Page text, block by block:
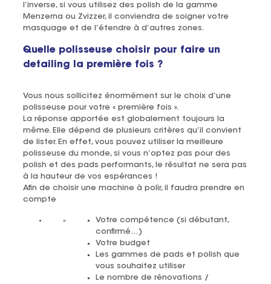
l’inverse, si vous utilisez des polish de la gamme
Menzerna ou Zvizzer, il conviendra de soigner votre
masquage et de l’étendre à d’autres zones.
Quelle polisseuse choisir pour faire un
detailing la première fois ?
Vous nous sollicitez énormément sur le choix d’une
polisseuse pour votre « première fois ».
La réponse apportée est globalement toujours la
même. Elle dépend de plusieurs critères qu’il convient
de lister. En effet, vous pouvez utiliser la meilleure
polisseuse du monde, si vous n’optez pas pour des
polish et des pads performants, le résultat ne sera pas
à la hauteur de vos espérances !
Afin de choisir une machine à polir, il faudra prendre en
compte
Votre compétence (si débutant,
confirmé…)
Votre budget
Les gammes de pads et polish que
vous souhaitez utiliser
Le nombre de rénovations /